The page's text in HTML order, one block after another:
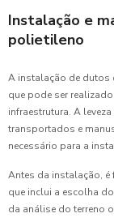
Instalação e
polietileno
A instalação de dutos
que pode ser
infraestrutura. A
transportados e
necessário para a
Antes da instalação,
que inclui a escolha
da análise do terreno